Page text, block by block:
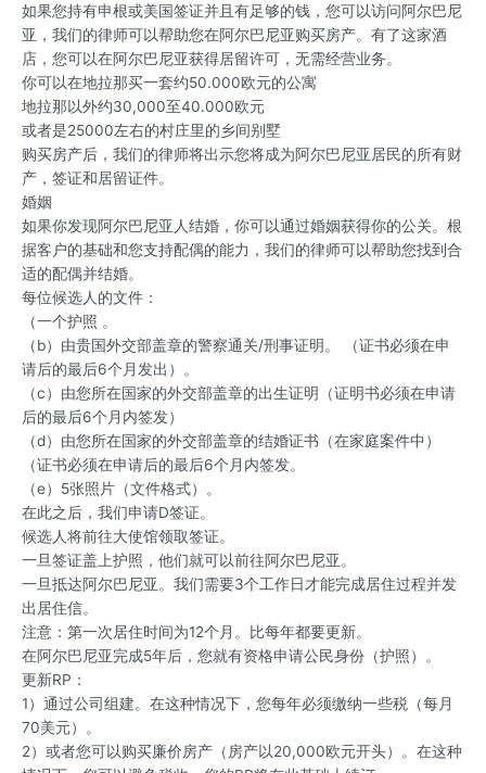
如果您持有申根或美国签证并且有足够的钱，您可以访问阿尔巴尼
亚，我们的律师可以帮助您在阿尔巴尼亚购买房产。有了这家酒
店，您可以在阿尔巴尼亚获得居留许可，无需经营业务。
你可以在地拉那买一套约50.000欧元的公寓
地拉那以外约30,000至40.000欧元
或者是25000左右的村庄里的乡间别墅
购买房产后，我们的律师将出示您将成为阿尔巴尼亚居民的所有财
产，签证和居留证件。
婚姻
如果你发现阿尔巴尼亚人结婚，你可以通过婚姻获得你的公关。根
据客户的基础和您支持配偶的能力，我们的律师可以帮助您找到合
适的配偶并结婚。
每位候选人的文件：
（一个护照 。
（b）由贵国外交部盖章的警察通关/刑事证明。 （证书必须在申
请后的最后6个月发出）。
（c）由您所在国家的外交部盖章的出生证明（证明书必须在申请
后的最后6个月内签发）
（d）由您所在国家的外交部盖章的结婚证书（在家庭案件中）
（证书必须在申请后的最后6个月内签发。
（e）5张照片（文件格式）。
在此之后，我们申请D签证。
候选人将前往大使馆领取签证。
一旦签证盖上护照，他们就可以前往阿尔巴尼亚。
一旦抵达阿尔巴尼亚。我们需要3个工作日才能完成居住过程并发
出居住信。
注意：第一次居住时间为12个月。比每年都要更新。
在阿尔巴尼亚完成5年后，您就有资格申请公民身份（护照）。
更新RP：
1）通过公司组建。在这种情况下，您每年必须缴纳一些税（每月
70美元）。
2）或者您可以购买廉价房产（房产以20,000欧元开头）。在这种